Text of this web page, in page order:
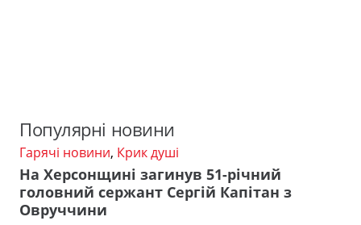
Популярні новини
Гарячі новини, Крик душі
На Херсонщині загинув 51-річний
головний сержант Сергій Капітан з
Овруччини